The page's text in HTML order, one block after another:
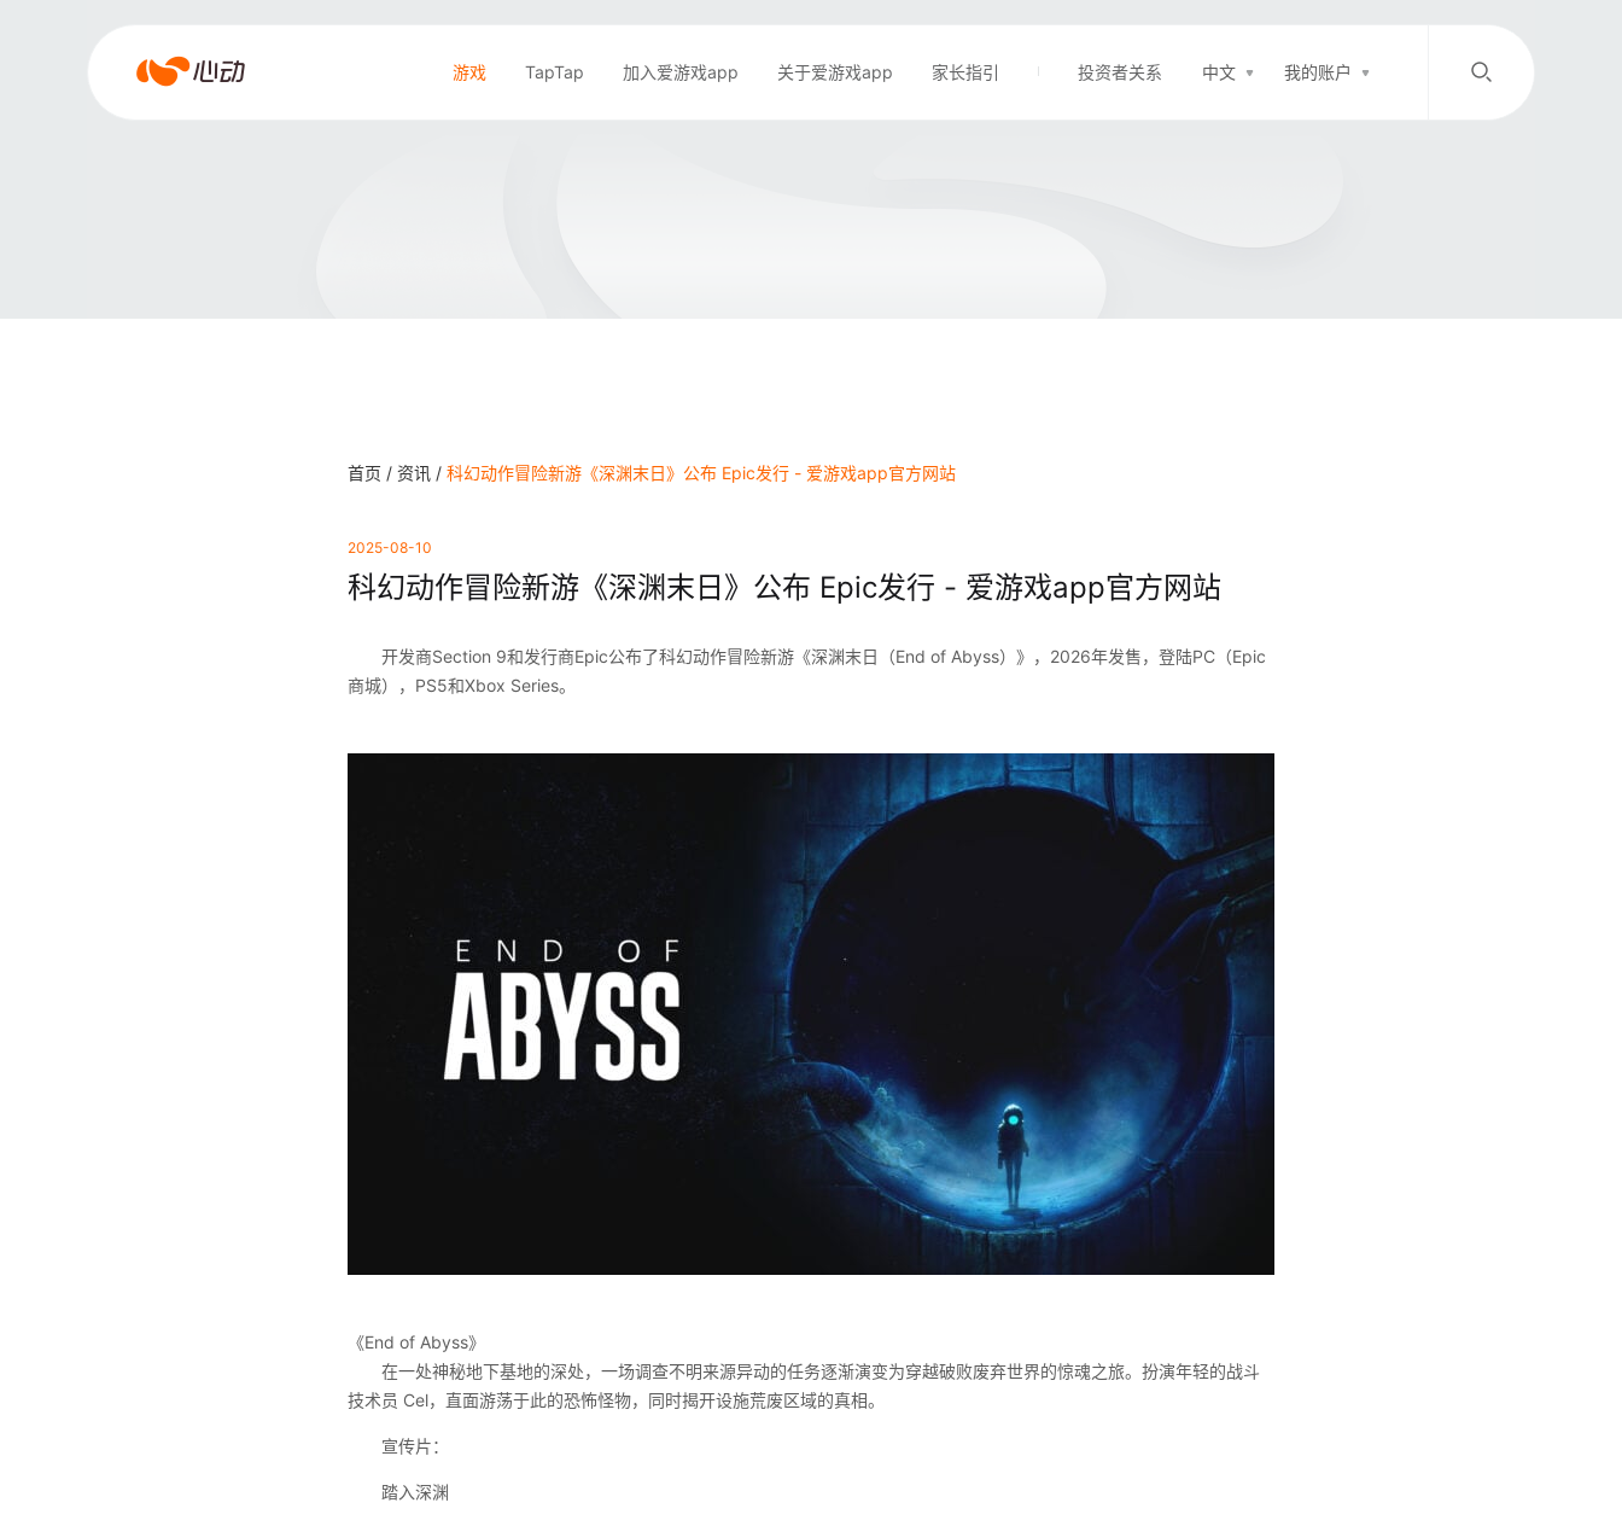
爱
游戏 TapTap 加入爱游戏app 关于爱游戏app 家长指引 投资者关系 中文 我的账户
/
首页 / 资讯 / 科幻动作冒险新游《深渊末日》公布 Epic发行 - 爱游戏app官方网站
2025-08-10
科幻动作冒险新游《深渊末日》公布 Epic发行 - 爱游戏app官方网站
开发商Section 9和发行商Epic公布了科幻动作冒险新游《深渊末日（End of Abyss）》，2026年发售，登陆PC（Epic
商城），PS5和Xbox Series。
《End of Abyss》
在一处神秘地下基地的深处，一场调查不明来源异动的任务逐渐演变为穿越破败废弃世界的惊魂之旅。扮演年轻的战斗
技术员 Cel，直面游荡于此的恐怖怪物，同时揭开设施荒废区域的真相。
宣传片：
踏入深渊